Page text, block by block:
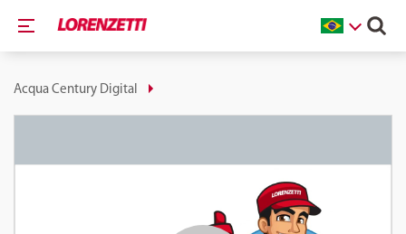
Acqua Century Digital